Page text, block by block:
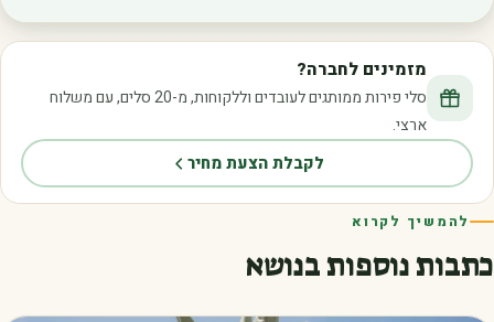
מזמינים לחברה?
סלי פירות ממותגים לעובדים וללקוחות, מ-20 סלים, עם משלוח
ארצי.
לקבלת הצעת מחיר
להמשיך לקרוא
כתבות נוספות בנושא